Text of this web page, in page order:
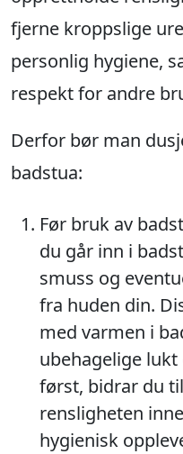
fjerne kroppslige
personlig hygiene,
respekt for andre
Derfor bør man
badstua:
Før bruk av
du går inn i
smuss og
fra huden din.
med varmen i
ubehagelige lukt
først, bidrar du
rensligheten
hygienisk